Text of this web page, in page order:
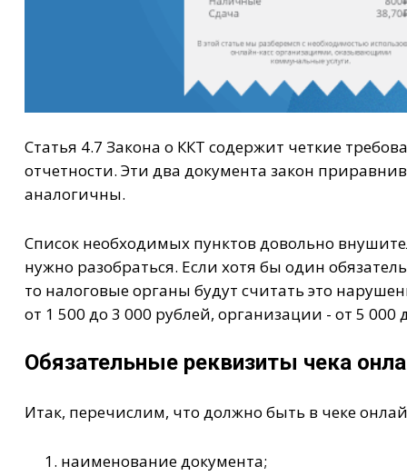
Статья 4.7 Закона о ККТ содержит четкие
отчетности. Эти два документа закон
аналогичны.
Список необходимых пунктов довольно
нужно разобраться. Если хотя бы один
то налоговые органы будут считать это
от 1 500 до 3 000 рублей, организации - от 5 000
Обязательные реквизиты чека
Итак, перечислим, что должно быть в чеке
наименование документа;